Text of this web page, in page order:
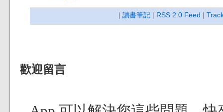
| 讀書筆記 | RSS 2.0 Feed |
歡迎留言